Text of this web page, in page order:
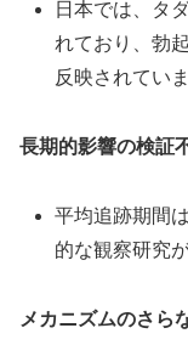
日本では、タ
れており、勃
反映されてい
長期的影響の検証
平均追跡期間
的な観察研究
メカニズムのさら